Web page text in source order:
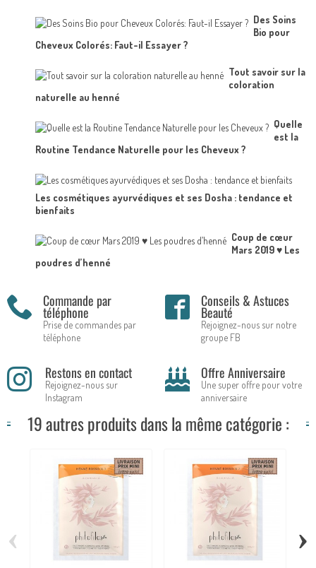
Des Soins
Bio pour
Cheveux Colorés: Faut-il Essayer ?
Tout savoir sur la
coloration
naturelle au henné
Quelle
est la
Routine Tendance Naturelle pour les Cheveux ?
Les cosmétiques ayurvédiques et ses Dosha : tendance et
bienfaits
Coup de cœur
Mars 2019 ♥ Les
poudres d’henné
Commande par
téléphone
Prise de commandes par
téléphone
Conseils & Astuces
Beauté
Rejoignez-nous sur notre
groupe FB
Restons en contact
Rejoignez-nous sur
Instagram
Offre Anniversaire
Une super offre pour votre
anniversaire
19 autres produits dans la même catégorie :
‹ ›